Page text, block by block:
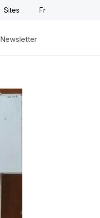
Sites Fr
Newsletter